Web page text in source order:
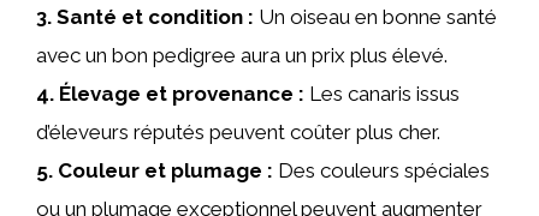
3. Santé et condition : Un oiseau en bonne santé
avec un bon pedigree aura un prix plus élevé.
4. Élevage et provenance : Les canaris issus
d’éleveurs réputés peuvent coûter plus cher.
5. Couleur et plumage : Des couleurs spéciales
ou un plumage exceptionnel peuvent augmenter